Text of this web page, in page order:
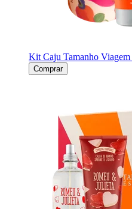
Kit Caju Tamanho Viagem
Comprar